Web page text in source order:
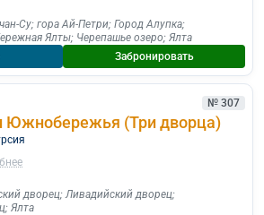
Су; гора Ай-Петри; Город Алупка;
Ялты; Черепашье озеро; Ялта
Забронировать
№ 307
Южнобережья (Три дворца)
дворец;Ливадийский дворец;
; Ялта